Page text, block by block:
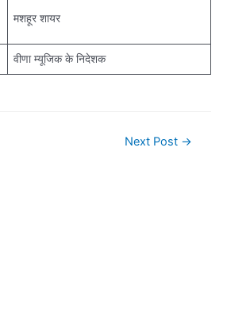
मशहूर शायर
वीणा म्यूजिक के निदेशक
Next Post →